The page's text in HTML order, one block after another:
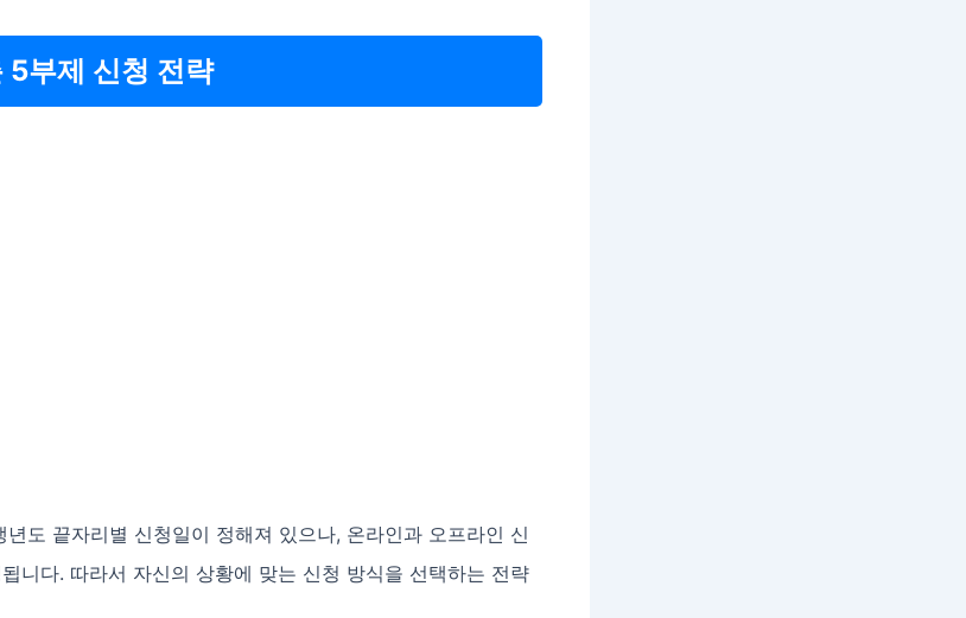
5부제 신청 전략
도 끝자리별 신청일이 정해져 있으나, 온라인과 오프라인 신
니다. 따라서 자신의 상황에 맞는 신청 방식을 선택하는 전략